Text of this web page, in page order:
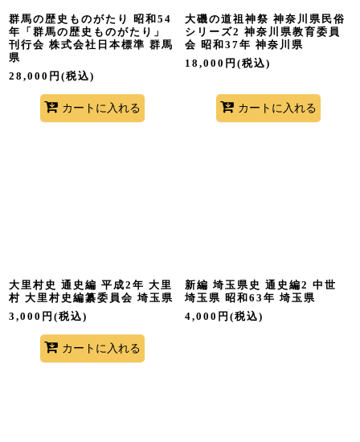
群馬の歴史ものがたり 昭和54
年「群馬の歴史ものがたり」
刊行会 株式会社日本標準 群馬
県
28,000 円 (税込)
カートに入れる
大磯の道祖神祭 神奈川県民俗
シリーズ2 神奈川県教育委員
会 昭和37年 神奈川県
18,000 円 (税込)
カートに入れる
大里村史 通史編 平成2年 大里
村 大里村史編纂委員会 埼玉県
3,000 円 (税込)
カートに入れる
新編 埼玉県史 通史編2 中世
埼玉県 昭和63年 埼玉県
4,000 円 (税込)